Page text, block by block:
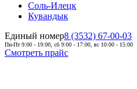
Соль-Илецк
Кувандык
Единый номер8 (3532) 67-00-03
Пн-Пт 9:00 - 19:00, сб 9:00 - 17:00, вс 10:00 - 15:00
Смотреть прайс